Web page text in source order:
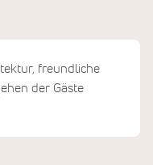
freundliche
der Gäste